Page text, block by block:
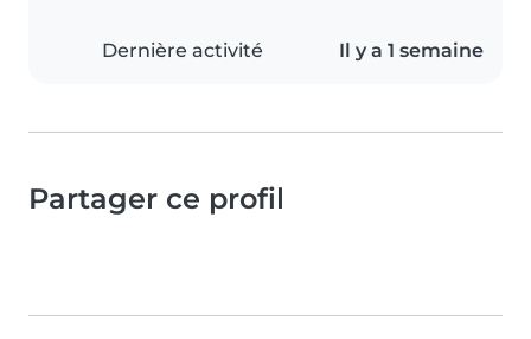
Dernière activité Il y a 1 semaine
Partager ce profil